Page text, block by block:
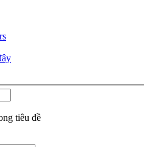
tiêu đề